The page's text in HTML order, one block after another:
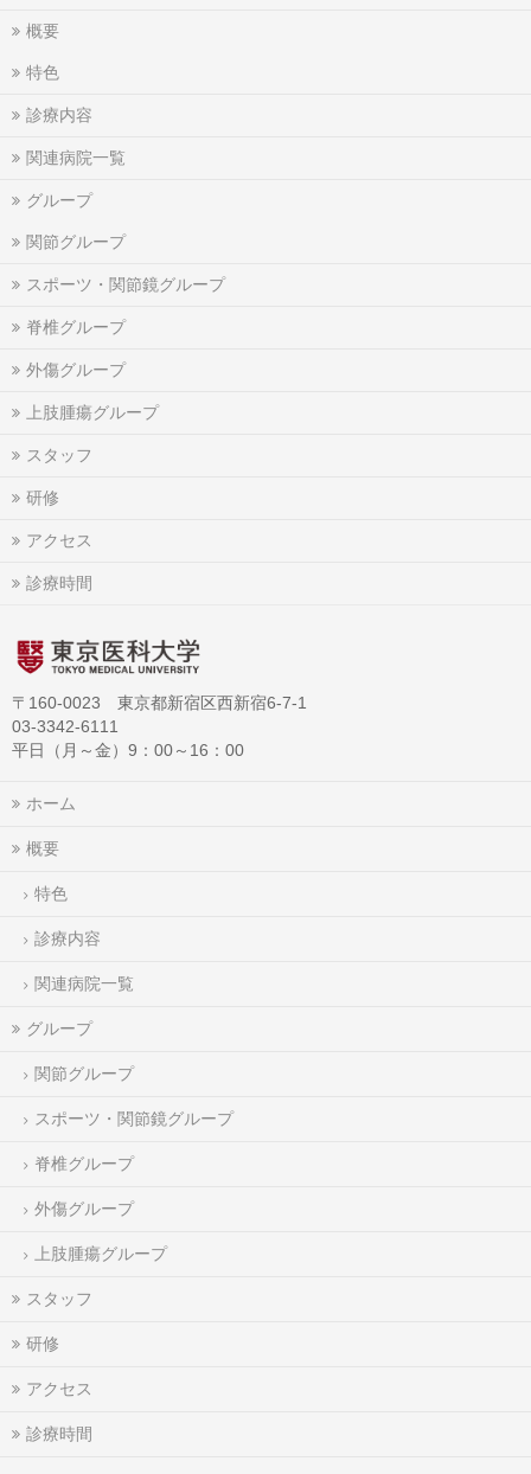
概要
特色
診療内容
関連病院一覧
グループ
関節グループ
スポーツ・関節鏡グループ
脊椎グループ
外傷グループ
上肢腫瘍グループ
スタッフ
研修
アクセス
診療時間
〒160-0023 東京都新宿区西新宿6-7-1
03-3342-6111
平日（月～金）9：00～16：00
ホーム
概要
特色
診療内容
関連病院一覧
グループ
関節グループ
スポーツ・関節鏡グループ
脊椎グループ
外傷グループ
上肢腫瘍グループ
スタッフ
研修
アクセス
診療時間